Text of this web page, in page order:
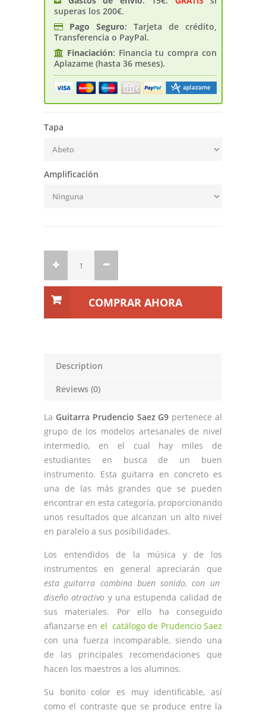
superas los 200€.
Pago Seguro: Tarjeta de crédito,
Transferencia o PayPal.
Finaciación: Financia tu compra con
Aplazame (hasta 36 meses).
Tapa
Amplificación
COMPRAR AHORA
Description
Reviews (0)
La Guitarra Prudencio Saez G9 pertenece al
grupo de los modelos artesanales de nivel
intermedio, en el cual hay miles de
estudiantes en busca de un buen
instrumento. Esta guitarra en concreto es
una de las más grandes que se pueden
encontrar en esta categoría, proporcionando
unos resultados que alcanzan un alto nivel
en paralelo a sus posibilidades.
Los entendidos de la música y de los
instrumentos en general apreciarán que
esta guitarra combina buen sonido, con un
diseño atractivo y una estupenda calidad de
sus materiales. Por ello ha conseguido
afianzarse en el catálogo de Prudencio Saez
con una fuerza incomparable, siendo una
de las principales recomendaciones que
hacen los maestros a los alumnos.
Su bonito color es muy identificable, así
como el contraste que se produce entre la